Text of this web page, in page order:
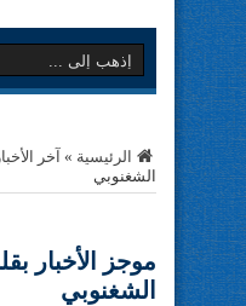
الرئيسية » آخر الأخبار
الشغنوبي
موجز الأخبار
الشغنوبي